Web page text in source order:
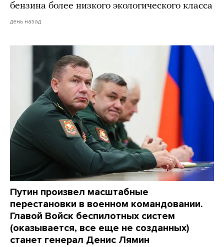
бензина более низкого экологического класса
день назад
Путин произвел масштабные
перестановки в военном командовании.
Главой Войск беспилотных систем
(оказывается, все еще не созданных)
станет генерал Денис Лямин